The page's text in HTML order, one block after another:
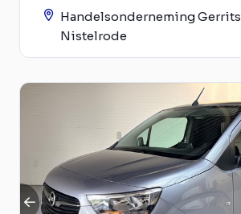
Handelsonderneming Gerrits
Nistelrode